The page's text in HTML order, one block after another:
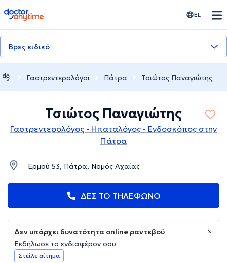
doctoranytime EL
Βρες ειδικό
Γαστρεντερολόγοι Πάτρα Τσιώτος Παναγιώτης
Τσιώτος Παναγιώτης
Γαστρεντερολόγος - Ηπαταλόγος - Ενδοσκόπος στην
Πάτρα
Ερμού 53, Πάτρα, Νομός Αχαΐας
ΔΕΣ ΤΟ ΤΗΛΕΦΩΝΟ
Δεν υπάρχει δυνατότητα online ραντεβού
Εκδήλωσε το ενδιαφέρον σου
Στείλε αίτημα